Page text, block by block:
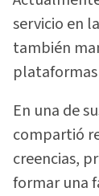
servicio en
también
En una de
compartió
creencias,
formar una